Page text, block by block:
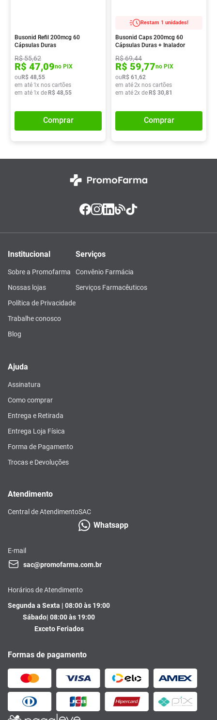
Busonid Refil 200mcg 60
Cápsulas Duras
R$55,62
R$ 47,09no PIX
ouR$ 48,55
em até 1x nos cartões
em até 1x deR$ 48,55
Comprar
Restam 1 unidades!
Busonid Caps 200mcg 60
Cápsulas Duras + Inalador
R$69,44
R$ 59,77no PIX
ouR$ 61 ,62
em até2x nos cartões
em até2x deR$ 30,81
Comprar
Institucional
Sobre a Promofarma
Nossas lojas
Política de Privacidade
Trabalhe conosco
Blog
Serviços
Convênio Farmácia
Serviços Farmacêuticos
Ajuda
Assinatura
Como comprar
Entrega e Retirada
Entrega Loja Física
Forma de Pagamento
Trocas e Devoluções
Atendimento
Central de AtendimentoSAC
Whatsapp
E-mail
sac@promofarma.com.br
Horários de Atendimento
Segunda a Sexta | 08:00 às 19:00
Sábado| 08:00 às 19:00
Exceto Feriados
Formas de pagamento